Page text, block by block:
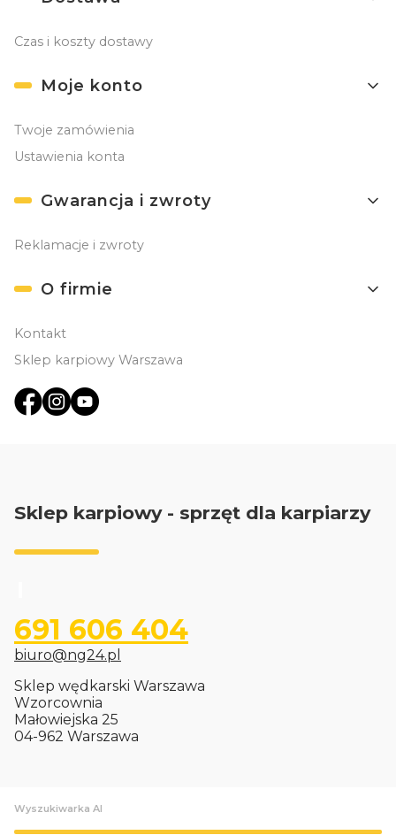
Czas i koszty dostawy
Moje konto
Twoje zamówienia
Ustawienia konta
Gwarancja i zwroty
Reklamacje i zwroty
O firmie
Kontakt
Sklep karpiowy Warszawa
Sklep karpiowy - sprzęt dla karpiarzy
691 606 404
biuro@ng24.pl
Sklep wędkarski Warszawa
Wzorcownia
Małowiejska 25
04-962 Warszawa
Wyszukiwarka AI